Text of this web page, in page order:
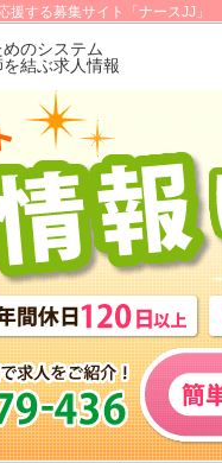
する募集サイト「ナースJJ」
のシステム
結ぶ求人情報